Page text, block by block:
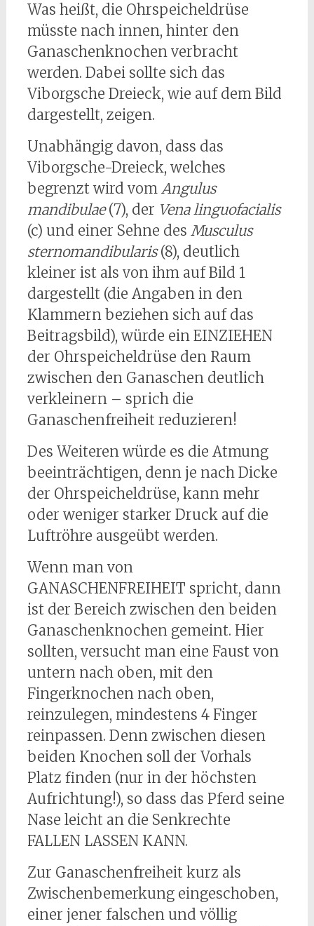
Was heißt, die Ohrspeicheldrüse
müsste nach innen, hinter den
Ganaschenknochen verbracht
werden. Dabei sollte sich das
Viborgsche Dreieck, wie auf dem Bild
dargestellt, zeigen.
Unabhängig davon, dass das
Viborgsche-Dreieck, welches
begrenzt wird vom Angulus
mandibulae(7), der Vena linguofacialis
(c) und einer Sehne des Musculus
sternomandibularis(8), deutlich
kleiner ist als von ihm auf Bild 1
dargestellt (die Angaben in den
Klammern beziehen sich auf das
Beitragsbild), würde ein EINZIEHEN
der Ohrspeicheldrüse den Raum
zwischen den Ganaschen deutlich
verkleinern – sprich die
Ganaschenfreiheit reduzieren!
Des Weiteren würde es die Atmung
beeinträchtigen, denn je nach Dicke
der Ohrspeicheldrüse, kann mehr
oder weniger starker Druck auf die
Luftröhre ausgeübt werden.
Wenn man von
GANASCHENFREIHEIT spricht, dann
ist der Bereich zwischen den beiden
Ganaschenknochen gemeint. Hier
sollten, versucht man eine Faust von
untern nach oben, mit den
Fingerknochen nach oben,
reinzulegen, mindestens 4 Finger
reinpassen. Denn zwischen diesen
beiden Knochen soll der Vorhals
Platz finden (nur in der höchsten
Aufrichtung!), so dass das Pferd seine
Nase leicht an die Senkrechte
FALLEN LASSEN KANN.
Zur Ganaschenfreiheit kurz als
Zwischenbemerkung eingeschoben,
einer jener falschen und völlig